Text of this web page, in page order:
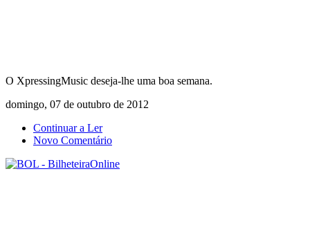
O XpressingMusic deseja-lhe uma boa semana.
domingo, 07 de outubro de 2012
Continuar a Ler
Novo Comentário